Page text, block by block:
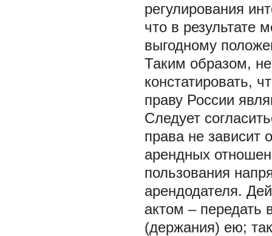
регулирования
что в результате
выгодному
Таким образом,
констатировать,
праву России
Следует
права не зависит
арендных
пользования
арендодателя.
актом – передать
(держания) ею;